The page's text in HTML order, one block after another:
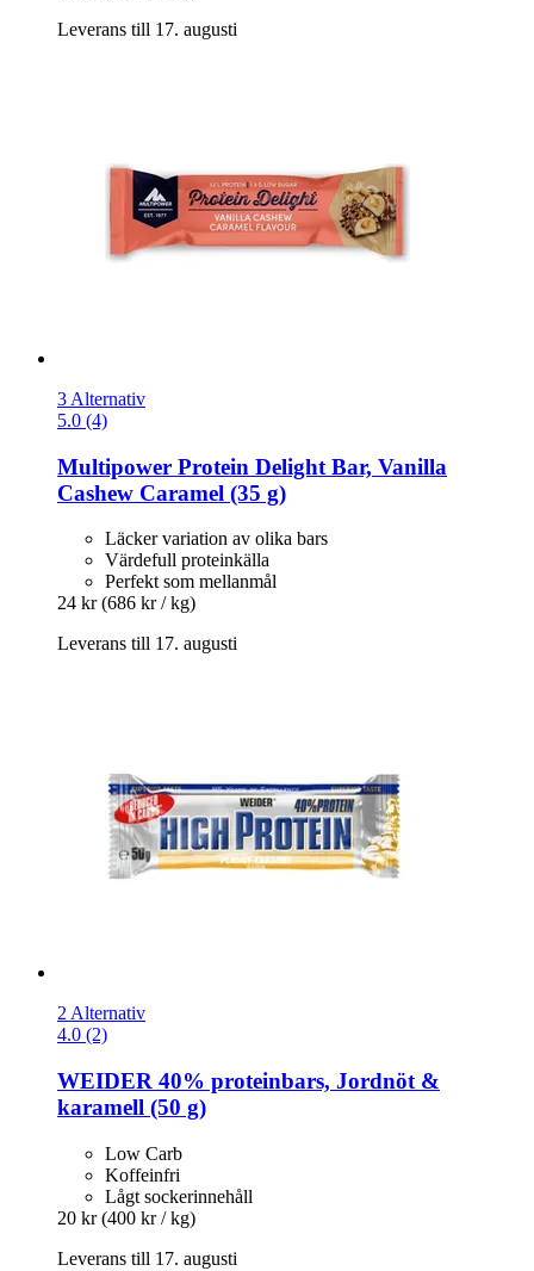
Leverans till 17. augusti
3 Alternativ
5.0 (4)
Multipower Protein Delight Bar, Vanilla
Cashew Caramel (35 g)
Läcker variation av olika bars
Värdefull proteinkälla
Perfekt som mellanmål
24 kr (686 kr / kg)
Leverans till 17. augusti
2 Alternativ
4.0 (2)
WEIDER 40% proteinbars, Jordnöt &
karamell (50 g)
Low Carb
Koffeinfri
Lågt sockerinnehåll
20 kr (400 kr / kg)
Leverans till 17. augusti